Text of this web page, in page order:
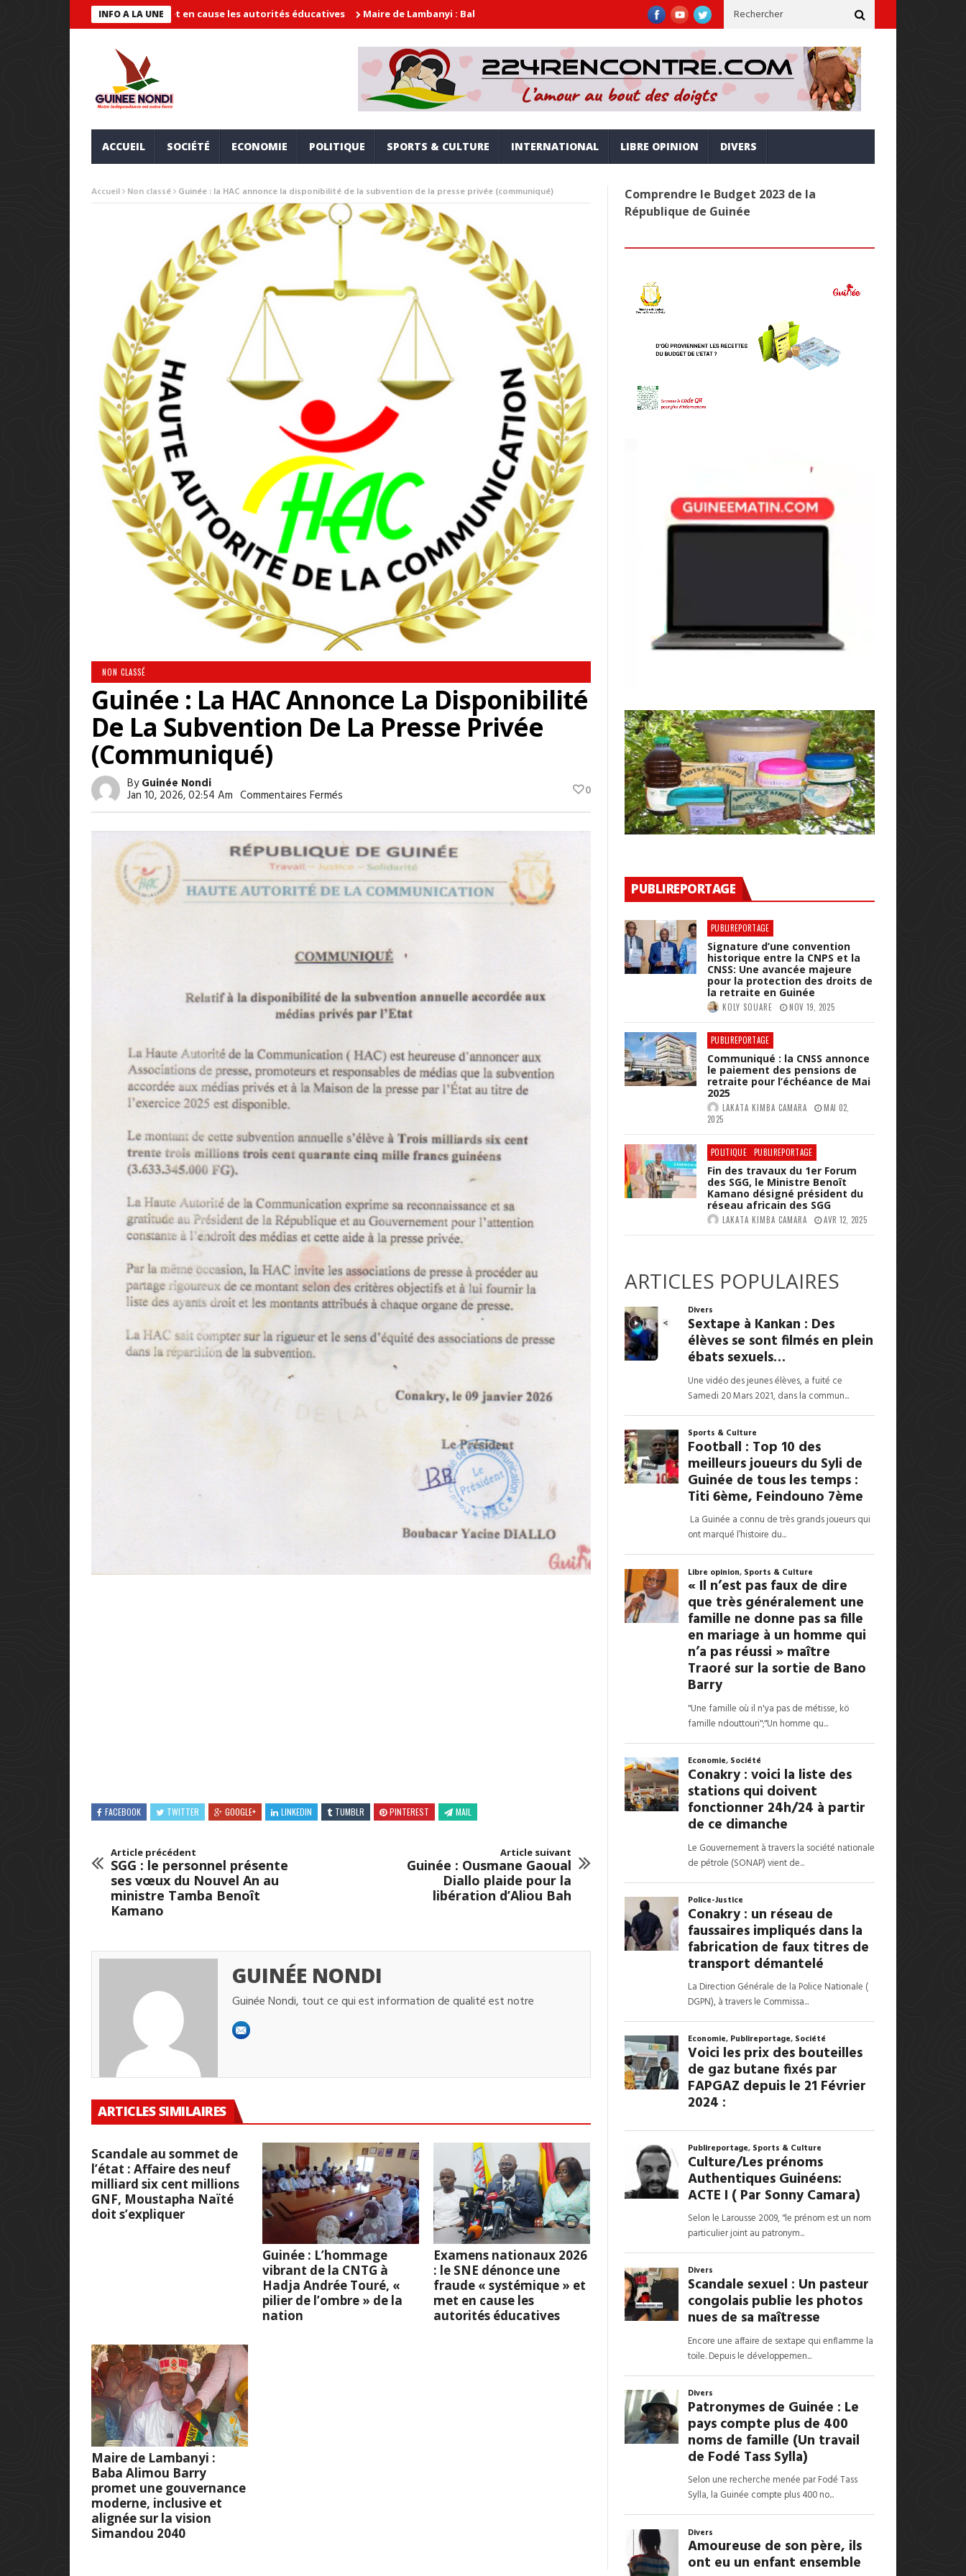
INFO A LA UNE
» et met en cause les autorités éducatives Maire de Lambanyi : Baba Alimou Barry promet une gouvernance moderne, inclusive et alignée sur la vision Simandou 2040
ACCUEIL SOCIÉTÉ ECONOMIE POLITIQUE SPORTS & CULTURE INTERNATIONAL LIBRE OPINION DIVERS
Accueil Non classé Guinée : la HAC annonce la disponibilité de la subvention de la presse privée (communiqué)
NON CLASSÉ
Guinée : La HAC Annonce La Disponibilité
De La Subvention De La Presse Privée
(communiqué)
ByGuinée Nondi
Jan 10, 2026, 02:54 Am Commentaires Fermés
:
La
HAC
Annonce
La
Disponibilité
De
La
Subvention
Privée
(communiqué)
0
FACEBOOK TWITTER GOOGLE+ LINKEDIN TUMBLR PINTEREST MAIL
Article précédent
SGG : le personnel présente
ses vœux du Nouvel An au
ministre Tamba Benoît
Kamano
Article suivant
Guinée : Ousmane Gaoual
Diallo plaide pour la
libération d’Aliou Bah
GUINÉE NONDI
Guinée Nondi, tout ce qui est information de qualité est notre
ARTICLES SIMILAIRES
Scandale au sommet de
l’état : Affaire des neuf
milliard six cent millions
GNF, Moustapha Naïté
doit s’expliquer
Guinée : L’hommage
vibrant de la CNTG à
Hadja Andrée Touré, «
pilier de l’ombre » de la
nation
Examens nationaux 2026
: le SNE dénonce une
fraude « systémique » et
met en cause les
autorités éducatives
Maire de Lambanyi :
Baba Alimou Barry
promet une gouvernance
moderne, inclusive et
alignée sur la vision
Simandou 2040
Comprendre le Budget 2023 de la
République de Guinée
PUBLIREPORTAGE
PUBLIREPORTAGE
Signature d’une convention
historique entre la CNPS et la
CNSS: Une avancée majeure
pour la protection des droits de
la retraite en Guinée
KOLY SOUARE NOV 19, 2025
PUBLIREPORTAGE
Communiqué : la CNSS annonce
le paiement des pensions de
retraite pour l’échéance de Mai
2025
LAKATA KIMBA CAMARA
MAI 02,
2025
POLITIQUE PUBLIREPORTAGE
Fin des travaux du 1er Forum
des SGG, le Ministre Benoît
Kamano désigné président du
réseau africain des SGG
LAKATA KIMBA CAMARA AVR 12, 2025
ARTICLES POPULAIRES